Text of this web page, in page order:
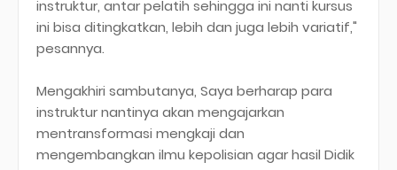
instruktur, antar pelatih sehingga ini nanti kursus
ini bisa ditingkatkan, lebih dan juga lebih variatif,"
pesannya.
Mengakhiri sambutanya, Saya berharap para
instruktur nantinya akan mengajarkan
mentransformasi mengkaji dan
mengembangkan ilmu kepolisian agar hasil Didik